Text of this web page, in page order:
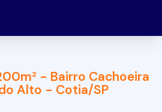
- Bairro Cachoeira
Alto - Cotia/SP